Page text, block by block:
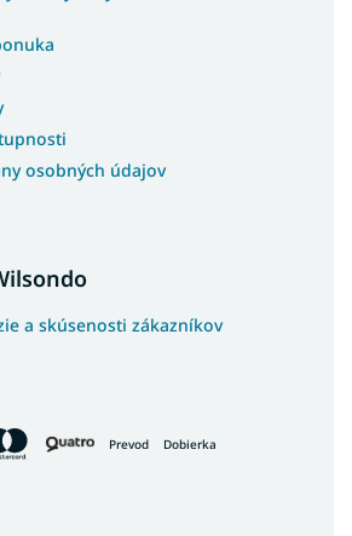
osobných údajov
a skúsenosti zákazníkov
Prevod Dobierka